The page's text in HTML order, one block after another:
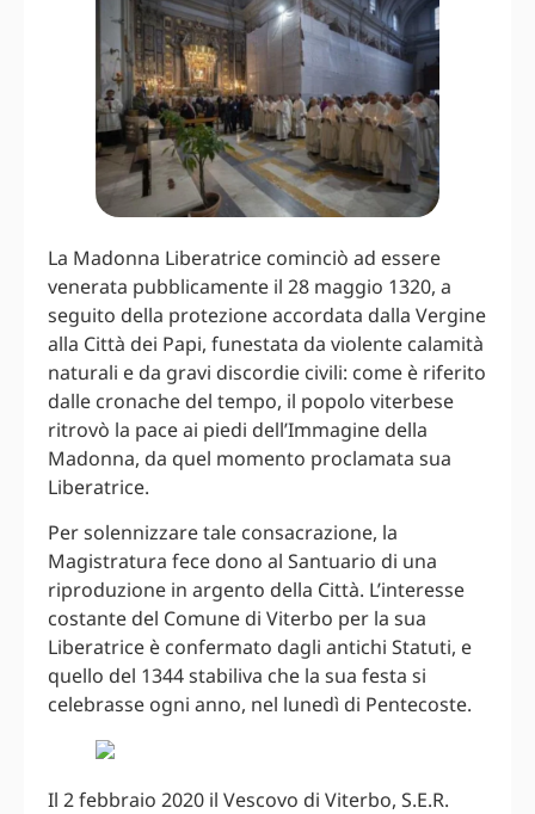
La Madonna Liberatrice cominciò ad essere
venerata pubblicamente il 28 maggio 1320, a
seguito della protezione accordata dalla Vergine
alla Città dei Papi, funestata da violente calamità
naturali e da gravi discordie civili: come è riferito
dalle cronache del tempo, il popolo viterbese
ritrovò la pace ai piedi dell’Immagine della
Madonna, da quel momento proclamata sua
Liberatrice.
Per solennizzare tale consacrazione, la
Magistratura fece dono al Santuario di una
riproduzione in argento della Città. L’interesse
costante del Comune di Viterbo per la sua
Liberatrice è confermato dagli antichi Statuti, e
quello del 1344 stabiliva che la sua festa si
celebrasse ogni anno, nel lunedì di Pentecoste.
Il 2 febbraio 2020 il Vescovo di Viterbo, S.E.R.